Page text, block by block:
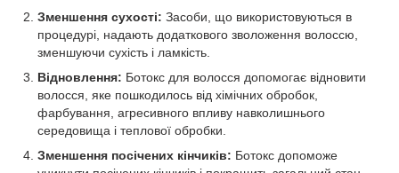
Зменшення сухості: Засоби, що використовуються в
процедурі, надають додаткового зволоження волоссю,
зменшуючи сухість і ламкість.
Відновлення: Ботокс для волосся допомогає відновити
волосся, яке пошкодилось від хімічних обробок,
фарбування, агресивного впливу навколишнього
середовища і теплової обробки.
Зменшення посічених кінчиків: Ботокс допоможе